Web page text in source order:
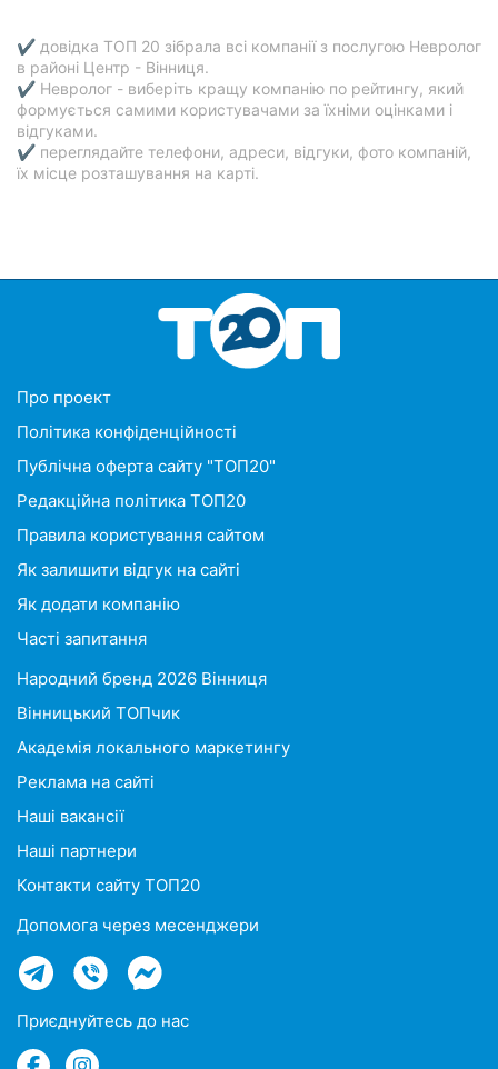
✔ довідка ТОП 20 зібрала всі компанії з послугою Невролог
в районі Центр - Вінниця.
✔ Невролог - виберіть кращу компанію по рейтингу, який
формується самими користувачами за їхніми оцінками і
відгуками.
✔ переглядайте телефони, адреси, відгуки, фото компаній,
їх місце розташування на карті.
Про проект
Політика конфіденційності
Публічна оферта сайту "ТОП20"
Редакційна політика ТОП20
Правила користування сайтом
Як залишити відгук на сайті
Як додати компанію
Часті запитання
Народний бренд 2026 Вінниця
Вінницький ТОПчик
Академія локального маркетингу
Реклама на сайті
Наші вакансії
Наші партнери
Контакти сайту ТОП20
Допомога через месенджери
Приєднуйтесь до нас